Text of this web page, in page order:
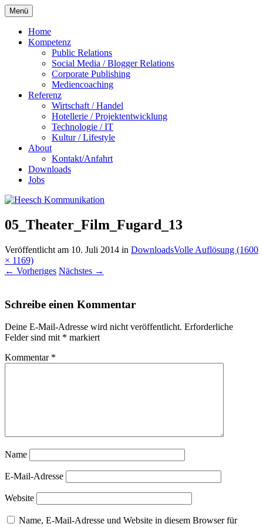
Menü Zum
Inhalt
springen
Home
Kompetenz
Public Relations
Social Media / Blogger Relations
Corporate Publishing
Mediencoaching
Referenz
Wirtschaft / Handel
Hotellerie / Projektentwicklung
Technologie / IT
Kultur / Lifestyle
About
Kontakt/Anfahrt
Downloads
Jobs
05_Theater_Film_Fugard_13
Veröffentlicht am 10. Juli 2014 in DownloadsVolle Auflösung (1600
× 1169)
← Vorheriges Nächstes →
Schreibe einen Kommentar
Deine E-Mail-Adresse wird nicht veröffentlicht. Erforderliche
Felder sind mit * markiert
Kommentar *
Name
E-Mail-Adresse
Website
Name, E-Mail-Adresse und Website in diesem Browser für